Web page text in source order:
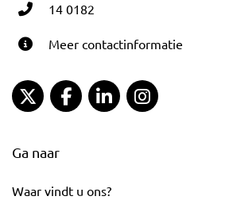
14 0182
Meer contactinformatie
Gemeente Gouda Twitter
Gemeente Gouda
Gemeente Gouda
Ga naar
Waar vindt u ons?